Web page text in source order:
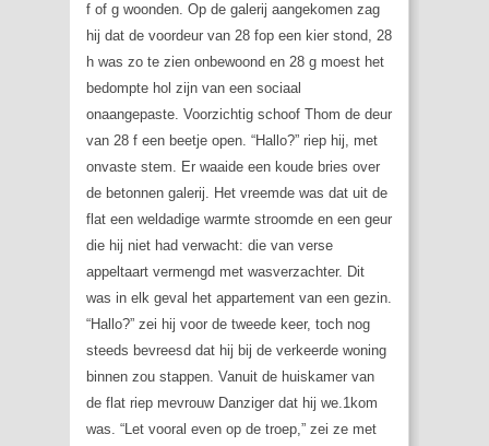
f of g woonden. Op de galerij aangekomen zag
hij dat de voordeur van 28 fop een kier stond, 28
h was zo te zien onbewoond en 28 g moest het
bedompte hol zijn van een sociaal
onaangepaste. Voorzichtig schoof Thom de deur
van 28 f een beetje open. “Hallo?” riep hij, met
onvaste stem. Er waaide een koude bries over
de betonnen galerij. Het vreemde was dat uit de
flat een weldadige warmte stroomde en een geur
die hij niet had verwacht: die van verse
appeltaart vermengd met wasverzachter. Dit
was in elk geval het appartement van een gezin.
“Hallo?” zei hij voor de tweede keer, toch nog
steeds bevreesd dat hij bij de verkeerde woning
binnen zou stappen. Vanuit de huiskamer van
de flat riep mevrouw Danziger dat hij we.1kom
was. “Let vooral even op de troep,” zei ze met